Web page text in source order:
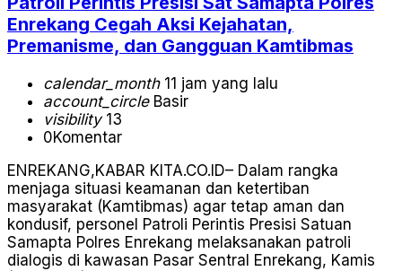
Enrekang Cegah Aksi Kejahatan,
Premanisme, dan Gangguan Kamtibmas
calendar_month11 jam yang lalu
account_circleBasir
visibility13
0Komentar
ENREKANG,KABAR KITA.CO.ID– Dalam rangka
menjaga situasi keamanan dan ketertiban
masyarakat (Kamtibmas) agar tetap aman dan
kondusif, personel Patroli Perintis Presisi Satuan
Samapta Polres Enrekang melaksanakan patroli
dialogis di kawasan Pasar Sentral Enrekang, Kamis